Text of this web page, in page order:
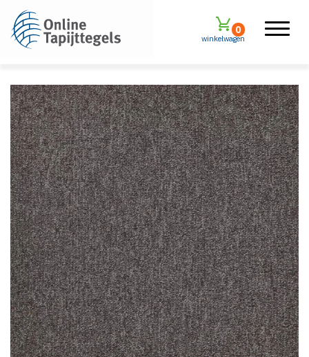
winkelwagen
0